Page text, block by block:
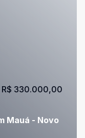
Mauá - Novo
R$ 330.000,00